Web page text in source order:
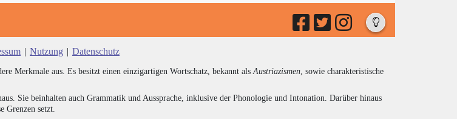
| Nutzung | Datenschutz
Merkmale aus. Es besitzt einen einzigartigen Wortschatz, bekannt als Austriazismen , sowie charakteristische
Sie beinhalten auch Grammatik und Aussprache, inklusive der Phonologie und Intonation. Darüber hinaus
Grenzen setzt.